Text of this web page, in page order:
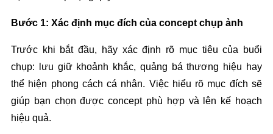
Bước 1: Xác định mục đích của concept chụp ảnh
Trước khi bắt đầu, hãy xác định rõ mục tiêu của buổi
chụp: lưu giữ khoảnh khắc, quảng bá thương hiệu hay
thể hiện phong cách cá nhân. Việc hiểu rõ mục đích sẽ
giúp bạn chọn được concept phù hợp và lên kế hoạch
hiệu quả.